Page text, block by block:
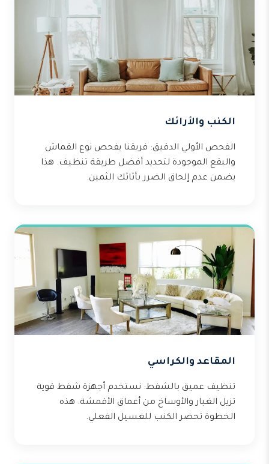
الكنب والأرائك
الفحص الأولي الدقيق: فريقنا يفحص نوع القماش
والبقع الموجودة لتحديد أفضل طريقة تنظيف. هذا
يضمن عدم إلحاق الضرر بأثاثك الثمين.
المقاعد والكراسي
تنظيف عميق بالشفط: نستخدم أجهزة شفط قوية
تزيل الغبار والأوساخ من أعماق الأقمشة. هذه
الخطوة تحضر الكنب للغسيل الفعلي.